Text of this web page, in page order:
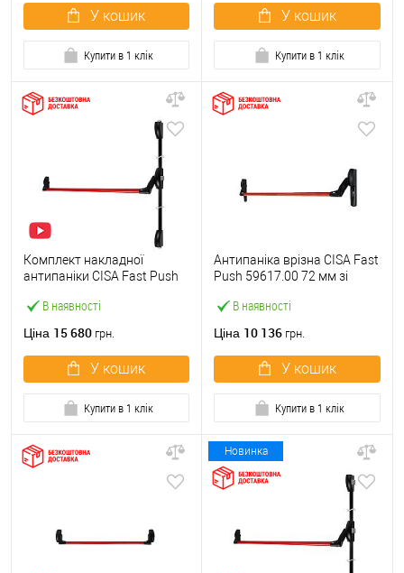
У кошик
Купити в 1 клік
У кошик
Купити в 1 клік
В наявності
Комплект накладної
антипаніки CISA Fast Push
точковий вверх-вниз
Ціна 15 680 грн.
У кошик
Купити в 1 клік
В наявності
Антипаніка врізна CISA Fast
Push 59617.00 72 мм зі
Ціна 10 136 грн.
У кошик
Купити в 1 клік
Новинка